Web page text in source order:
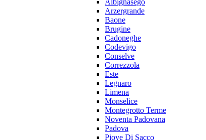
Albignasego
Arzergrande
Baone
Brugine
Cadoneghe
Codevigo
Conselve
Correzzola
Este
Legnaro
Limena
Monselice
Montegrotto Terme
Noventa Padovana
Padova
Piove Di Sacco